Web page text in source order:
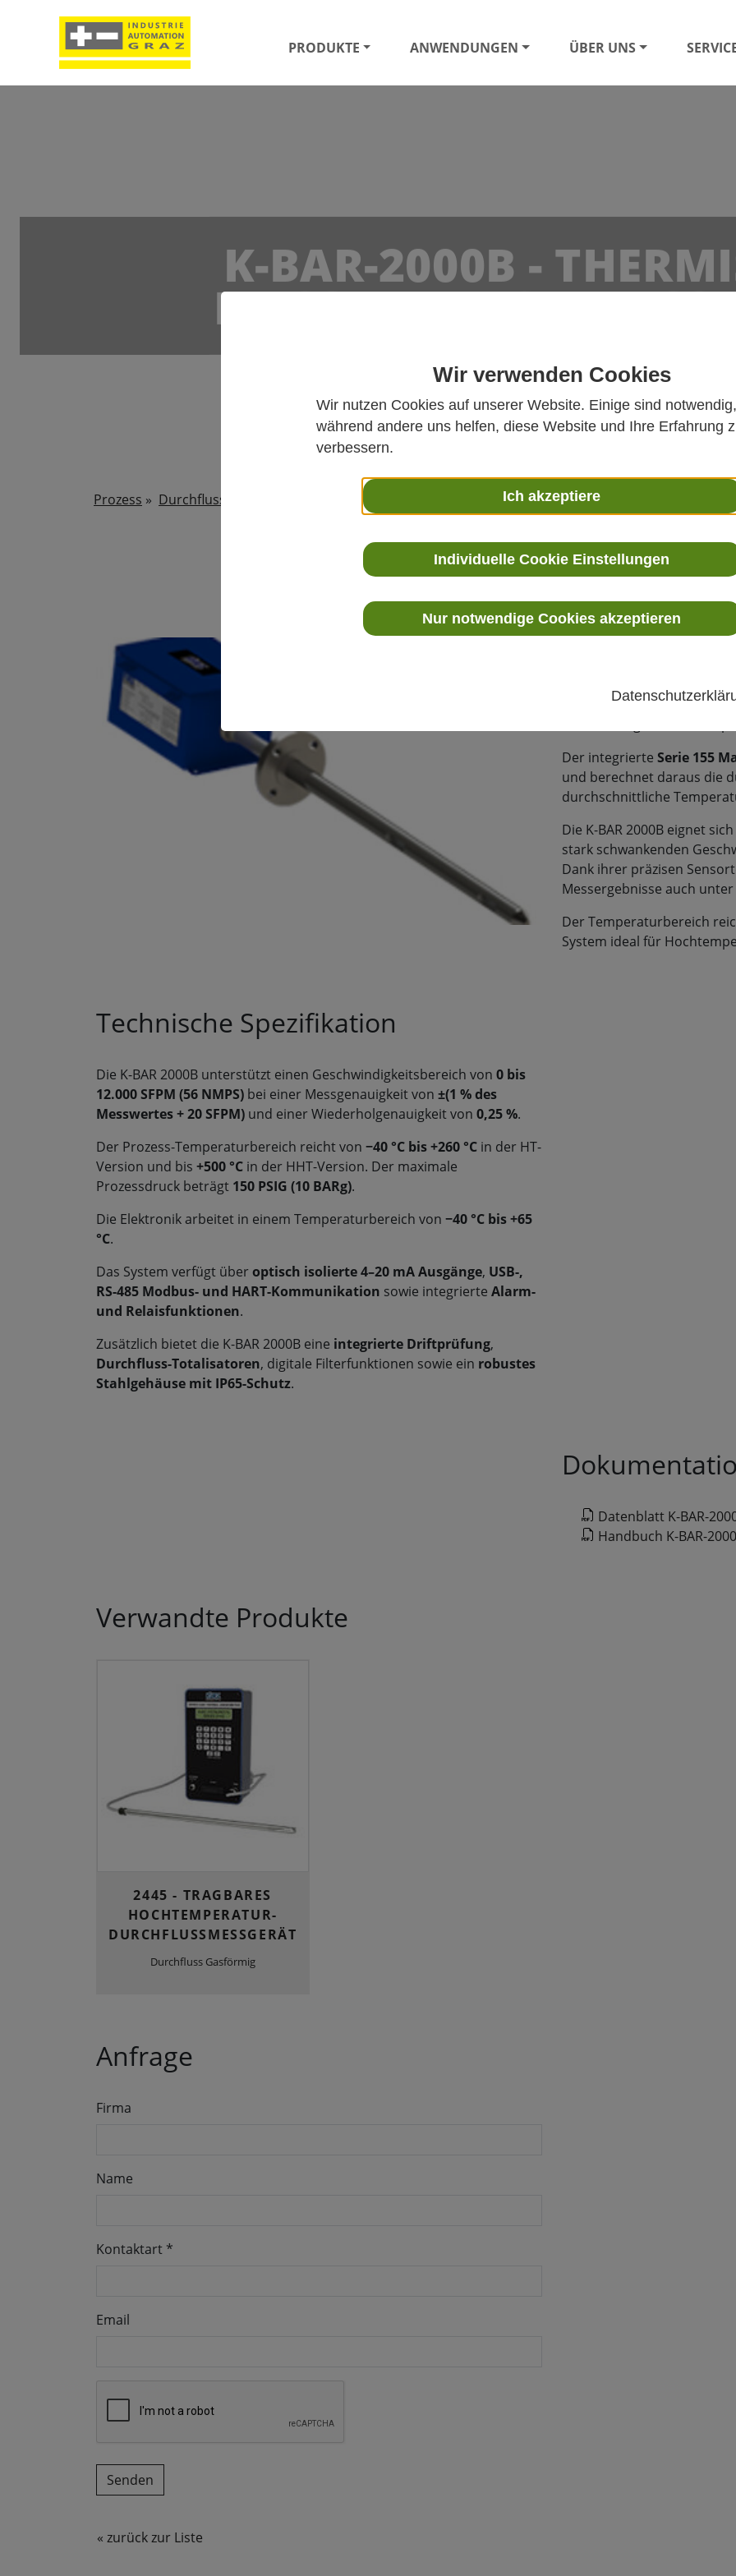
Wir verwenden Cookies
Wir nutzen Cookies auf unserer Website. Einige sind notwendig,
während andere uns helfen, diese Website und Ihre Erfahrung
verbessern.
Ich akzeptiere
Individuelle Cookie Einstellungen
Nur notwendige Cookies akzeptieren
PRODUKTE ANWENDUNGEN ÜBER UNS
K-BAR-2000B -
Prozess » Durchfluss Gasförmig K-BAR-2000B - Thermischer Massendurchflussmesser
schnellenDual FD2 Metal
Der integrierte Serie 155
und berechnet daraus die
durchschnittliche
Die K-BAR 2000B eignet
stark schwankenden
Dank ihrer präzisen
Messergebnisse auch
Der Temperaturbereich
System ideal für
Technische Spezifikation
Die K-BAR 2000B unterstützt einen Geschwindigkeitsbereich von 0 bis
12.000 SFPM (56 NMPS) bei einer Messgenauigkeit von ±(1 % des
Messwertes + 20 SFPM) und einer Wiederholgenauigkeit von 0,25 %.
Der Prozess-Temperaturbereich reicht von −40 °C bis +260 °C in der HT-
Version und bis +500 °C in der HHT-Version. Der maximale
Prozessdruck beträgt 150 PSIG (10 BARg).
Die Elektronik arbeitet in einem Temperaturbereich von −40 °C bis +65
°C.
Das System verfügt überoptisch isolierte 4–20 mA Ausgänge, USB-,
RS-485 Modbus- und HART-Kommunikation sowie integrierte Alarm-
und Relaisfunktionen.
Zusätzlich bietet die K-BAR 2000B eine integrierte Driftprüfung,
Durchfluss-Totalisatoren, digitale Filterfunktionen sowie ein robustes
Stahlgehäuse mit IP65-Schutz.
Datenblatt K-BAR-
Handbuch K-BAR-
Verwandte Produkte
2445 - TRAGBARES
HOCHTEMPERATUR-
DURCHFLUSSMESSGERÄT
Durchfluss Gasförmig
Anfrage
Firma
Name
Kontaktart *
Email
« zurück zur Liste